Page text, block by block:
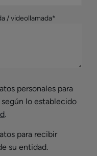
/ videollamada*
personales para
lo establecido
.
para recibir
su entidad.